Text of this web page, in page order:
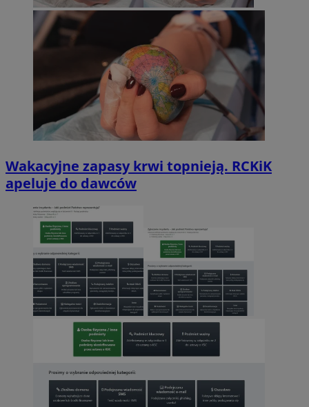
Wakacyjne zapasy krwi topnieją. RCKiK
apeluje do dawców